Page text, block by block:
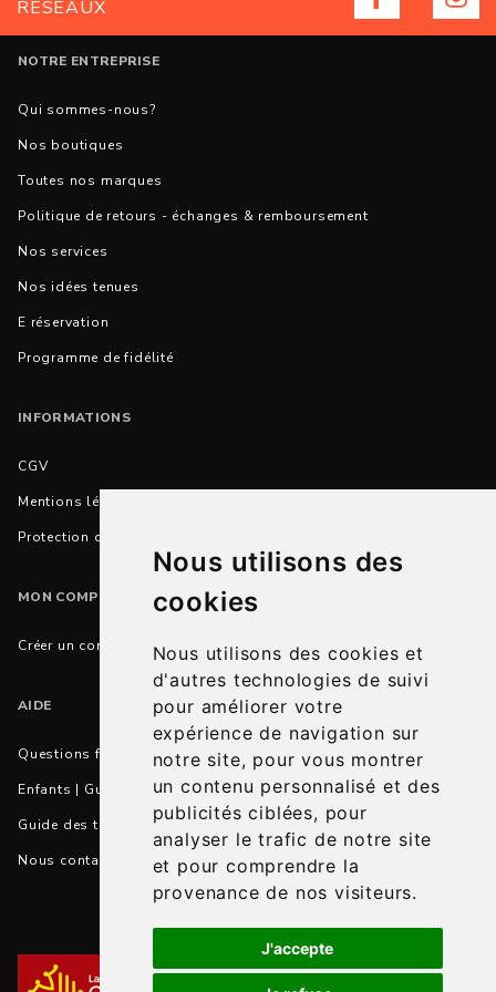
Nous utilisons des
cookies
Nous utilisons des cookies et
d'autres technologies de suivi
pour améliorer votre
expérience de navigation sur
notre site, pour vous montrer
un contenu personnalisé et des
publicités ciblées, pour
analyser le trafic de notre site
et pour comprendre la
provenance de nos visiteurs.
J'accepte
RÉSEAUX
NOTRE ENTREPRISE
Qui sommes-nous?
Nos boutiques
Toutes nos marques
Politique de retours - échanges & remboursement
Nos services
Nos idées tenues
E réservation
Programme de fidélité
INFORMATIONS
CGV
Mentions légales
Protection des données personnelles
MON COMPTE
Créer un compte
AIDE
Questions fréquentes
Enfants | Guide des tailles et conseils
Guide des tailles et correspondances
Nous contacter